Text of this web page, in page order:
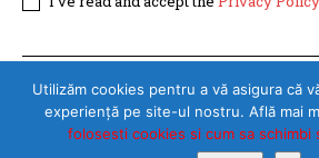
I've read and accept thePrivacy Policy
Utilizăm cookies pentru a vă asigura că
experiență pe site-ul nostru. Află mai
folosesti cookies si cum sa schimbi